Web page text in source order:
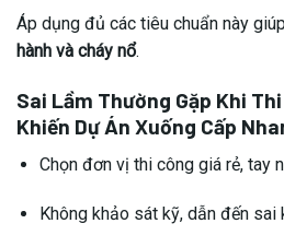
Áp dụng đủ các tiêu chuẩn này giúp
hành và cháy nổ.
Sai Lầm Thường Gặp Khi
Khiến Dự Án Xuống Cấp
Chọn đơn vị thi công giá rẻ, tay
Không khảo sát kỹ, dẫn đến sai